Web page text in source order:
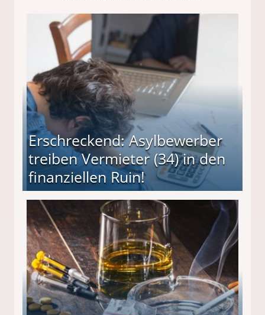
Erschreckend: Asylbewerber
treiben Vermieter (34) in den
finanziellen Ruin!
(34) in den finanziellen Ruin!